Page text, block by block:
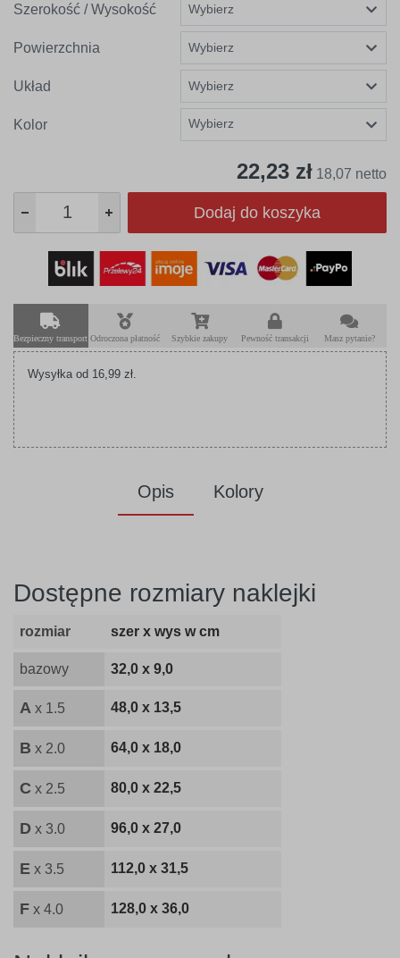
Szerokość / Wysokość
Powierzchnia
Układ
Kolor Wybierz
22,23 zł 18,07 netto
Dodaj do koszyka
Bezpieczny transport Odroczona płatność Szybkie zakupy Pewność transakcji Masz pytanie?
Wysyłka od 16,99 zł.
Opis Kolory
Dostępne rozmiary naklejki
rozmiar szer x wys w cm
bazowy 32,0 x 9,0
A x 1.5 48,0 x 13,5
B x 2.0 64,0 x 18,0
C x 2.5 80,0 x 22,5
D x 3.0 96,0 x 27,0
E x 3.5 112,0 x 31,5
F x 4.0 128,0 x 36,0